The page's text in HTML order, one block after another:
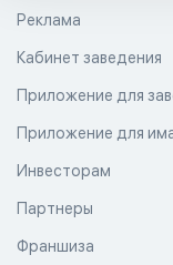
Реклама
Кабинет заведения
Приложение для
Приложение для
Инвесторам
Партнеры
Франшиза